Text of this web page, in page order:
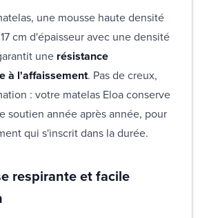
une mousse haute densité
cm d'épaisseur avec une densité
une résistance
à l'affaissement. Pas de creux,
: votre matelas Eloa conserve
soutien année après année, pour
qui s'inscrit dans la durée.
respirante et facile